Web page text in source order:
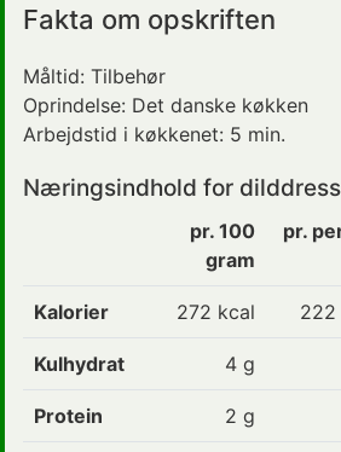
Fakta om opskriften
Måltid: Tilbehør
Oprindelse: Det danske køkken
Arbejdstid i køkkenet: 5 min.
Næringsindhold for
pr. 100
gram
pr.
Kalorier 272 kcal 222
Kulhydrat 4 g
Protein 2 g